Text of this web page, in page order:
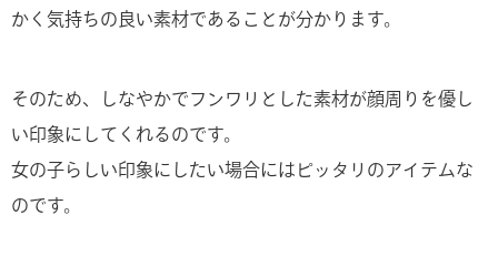
かく気持ちの良い素材であることが分かります。
そのため、しなやかでフンワリとした素材が顔周りを優し
い印象にしてくれるのです。
女の子らしい印象にしたい場合にはピッタリのアイテムな
のです。